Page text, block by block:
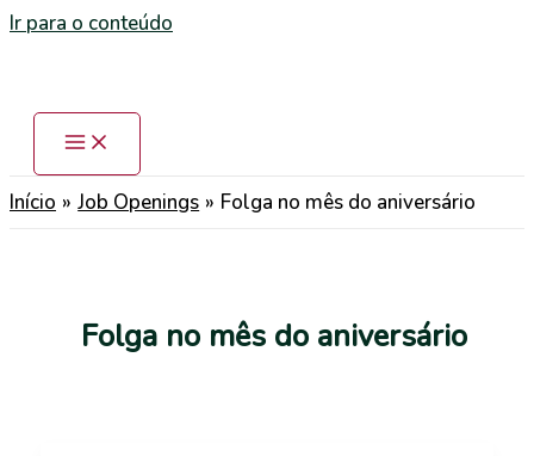
Ir para o conteúdo
Início Job Openings Folga no mês do aniversário
Folga no mês do aniversário